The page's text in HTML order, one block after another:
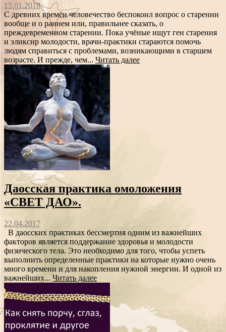
15.01.2018
С древних времён человечество беспокоил вопрос о старении
вообще и о раннем или, правильнее сказать, о
преждевременном старении. Пока учёные ищут ген старения
и эликсир молодости, врачи-практики стараются помочь
людям справиться с проблемами, возникающими в старшем
возрасте. И прежде, чем... Читать далее
Даосская практика омоложения
«СВЕТ ДАО».
22.04.2017
В даосских практиках бессмертия одним из важнейших
факторов является поддержание здоровья и молодости
физического тела. Это необходимо для того, чтобы успеть
выполнить определенные практики на которые нужно очень
много времени и для накопления нужной энергии. И одной из
важнейших... Читать далее